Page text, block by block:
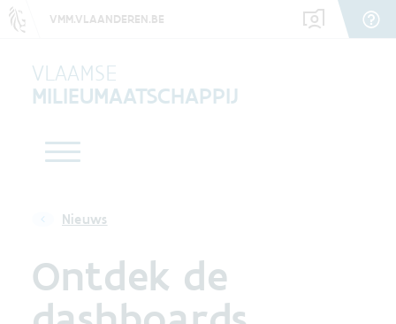
VMM.VLAANDEREN.BE
VLAAMSE
MILIEUMAATSCHAPPIJ
Nieuws
Ontdek de